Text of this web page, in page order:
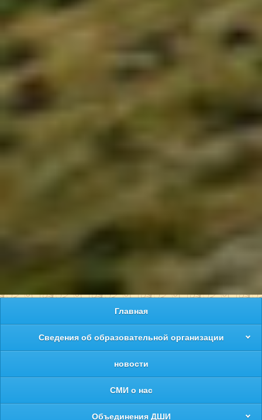
Главная
Сведения об образовательной организации
новости
СМИ о нас
Объединения ДШИ